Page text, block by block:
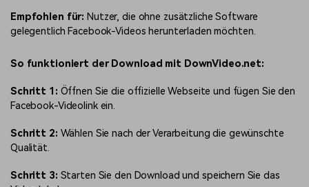
Empfohlen für: Nutzer, die ohne zusätzliche Software
gelegentlich Facebook-Videos herunterladen möchten.
So funktioniert der Download mit DownVideo.net:
Schritt 1: Öffnen Sie die offizielle Webseite und fügen Sie den
Facebook-Videolink ein.
Schritt 2: Wählen Sie nach der Verarbeitung die gewünschte
Qualität.
Schritt 3: Starten Sie den Download und speichern Sie das